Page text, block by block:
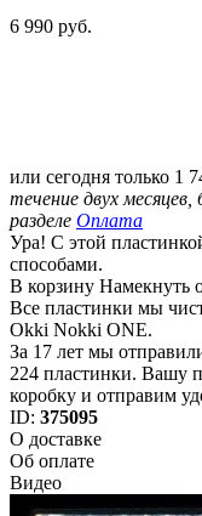
6 990 руб.
или сегодня только 1
течение двух
разделе Оплата
Ура! С этой
способами.
В корзину Намекнуть
Все пластинки мы
Okki Nokki ONE.
За 17 лет мы
224 пластинки. Вашу
коробку и отправим
ID: 375095
О доставке
Об оплате
Видео